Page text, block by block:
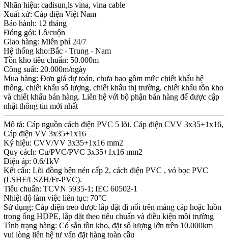
Nhãn hiệu: cadisun,ls vina, vina cable
Xuất xứ: Cáp điện Việt Nam
Bảo hành: 12 tháng
Đóng gói: Lô/cuộn
Giao hàng: Miễn phí 24/7
Hệ thống kho:Bắc - Trung - Nam
Tồn kho tiêu chuẩn: 50.000m
Công suất: 20.000m/ngày
Mua hàng: Đơn giá dự toán, chưa bao gồm mức chiết khấu hệ
thống, chiết khấu số lượng, chiết khấu thị trường, chiết khấu tồn kho
và chiết khấu bán hàng. Liên hệ với bộ phận bán hàng để được cập
nhật thông tin mới nhất
Mô tả: Cáp nguồn cách điện PVC 5 lõi. Cáp điện CVV 3x35+1x16,
Cáp điện VV 3x35+1x16
Ký hiệu: CVV/VV 3x35+1x16 mm2
Quy cách: Cu/PVC/PVC 3x35+1x16 mm2
Điện áp: 0.6/1kV
Kết cấu: Lõi đồng bện nén cấp 2, cách điện PVC , vỏ bọc PVC
(LSHF/LSZH/Fr-PVC).
Tiêu chuẩn: TCVN 5935-1; IEC 60502-1
Nhiệt độ làm việc liên tục: 70°C
Sử dụng: Cáp điện treo được lắp đặt đi nổi trên máng cáp hoặc luồn
trong ống HDPE, lắp đặt theo tiêu chuẩn và điều kiện môi trường
Tình trạng hàng: Có sẵn tồn kho, đặt số lượng lớn trên 10.000km
vui lòng liên hệ tư vấn đặt hàng toàn cầu